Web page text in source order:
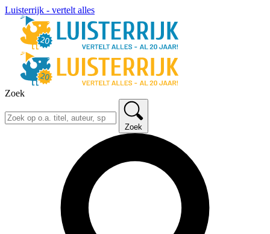
Luisterrijk - vertelt alles
Zoek
Zoek